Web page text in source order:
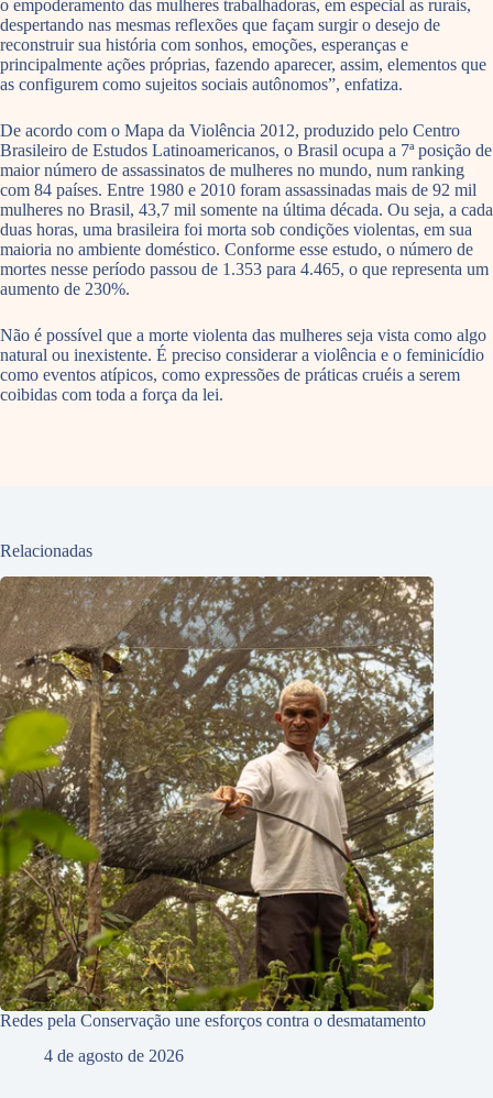
o empoderamento das mulheres trabalhadoras, em especial as rurais,
despertando nas mesmas reflexões que façam surgir o desejo de
reconstruir sua história com sonhos, emoções, esperanças e
principalmente ações próprias, fazendo aparecer, assim, elementos que
as configurem como sujeitos sociais autônomos”, enfatiza.
De acordo com o Mapa da Violência 2012, produzido pelo Centro
Brasileiro de Estudos Latinoamericanos, o Brasil ocupa a 7ª posição de
maior número de assassinatos de mulheres no mundo, num ranking
com 84 países. Entre 1980 e 2010 foram assassinadas mais de 92 mil
mulheres no Brasil, 43,7 mil somente na última década. Ou seja, a cada
duas horas, uma brasileira foi morta sob condições violentas, em sua
maioria no ambiente doméstico. Conforme esse estudo, o número de
mortes nesse período passou de 1.353 para 4.465, o que representa um
aumento de 230%.
Não é possível que a morte violenta das mulheres seja vista como algo
natural ou inexistente. É preciso considerar a violência e o feminicídio
como eventos atípicos, como expressões de práticas cruéis a serem
coibidas com toda a força da lei.
Relacionadas
Redes pela Conservação une esforços contra o desmatamento
4 de agosto de 2026